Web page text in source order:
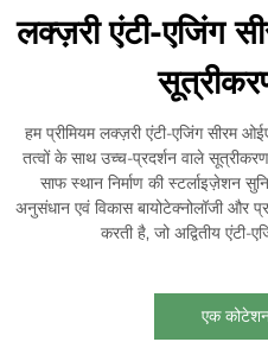
लक्ज़री एंटी-एजिंग
हम प्रीमियम लक्ज़री एंटी-एजिंग सीरम
तत्वों के साथ उच्च-प्रदर्शन वाले
साफ स्थान निर्माण की स्टर्लाइज़ेशन
अनुसंधान एवं विकास बायोटेक्नोलॉजी और
करती है, जो अद्वितीय एंटी-
एक